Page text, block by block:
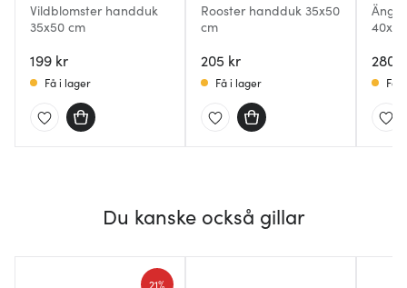
Vildblomster handduk
35x50 cm
199 kr
Få i lager
Rooster handduk 35x50
cm
205 kr
Få i lager
280
Få
Du kanske också gillar
21%